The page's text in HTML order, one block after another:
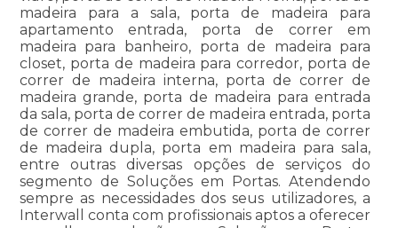
madeira para a sala, porta de madeira para
apartamento entrada, porta de correr em
madeira para banheiro, porta de madeira para
closet, porta de madeira para corredor, porta de
correr de madeira interna, porta de correr de
madeira grande, porta de madeira para entrada
da sala, porta de correr de madeira entrada, porta
de correr de madeira embutida, porta de correr
de madeira dupla, porta em madeira para sala,
entre outras diversas opções de serviços do
segmento de Soluções em Portas. Atendendo
sempre as necessidades dos seus utilizadores, a
Interwall conta com profissionais aptos a oferecer